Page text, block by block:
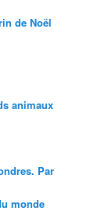
de Noël
animaux
Par
monde